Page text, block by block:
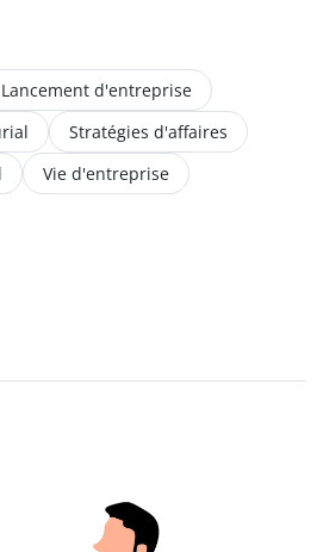
Lancement d'entreprise
Stratégies d'affaires
Vie d'entreprise